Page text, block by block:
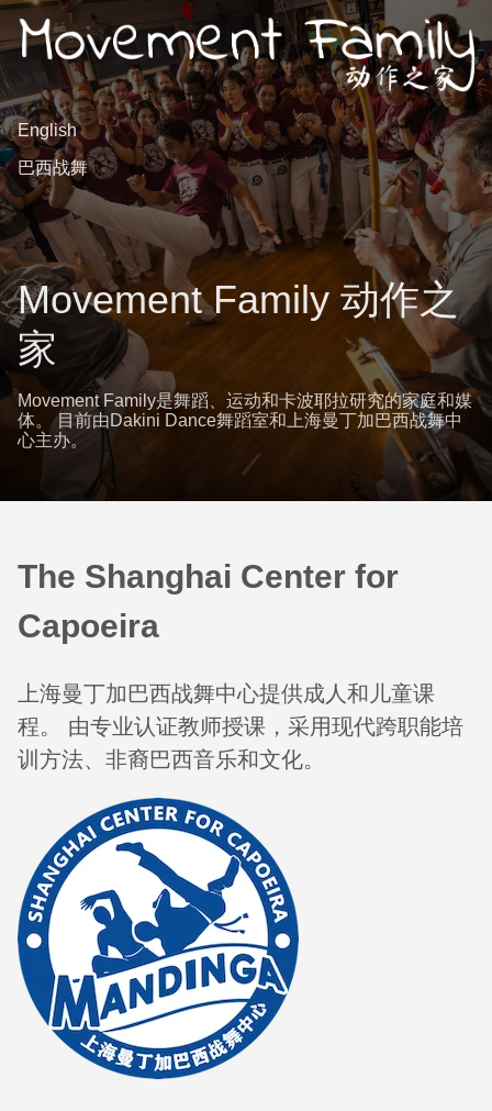
English
巴西战舞
Movement Family 动作之
家
Movement Family是舞蹈、运动和卡波耶拉研究的家庭和媒
体。 目前由Dakini Dance舞蹈室和上海曼丁加巴西战舞中
心主办。
The Shanghai Center for
Capoeira
上海曼丁加巴西战舞中心提供成人和儿童课
程。 由专业认证教师授课，采用现代跨职能培
训方法、非裔巴西音乐和文化。